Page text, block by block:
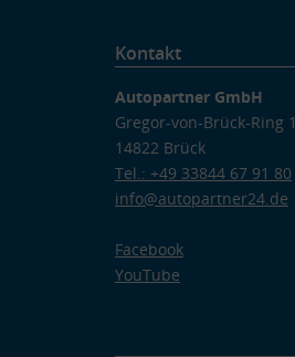
Kontakt
Autopartner GmbH
Gregor-von-Brück-Ring 1
14822 Brück
Tel.: +49 33844 67 91 80
info@autopartner24.de
Facebook
YouTube